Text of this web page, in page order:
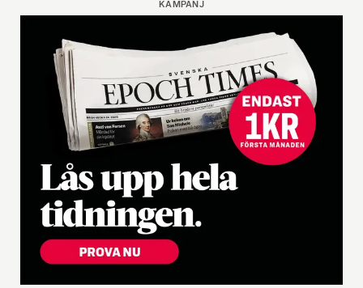
KAMPANJ